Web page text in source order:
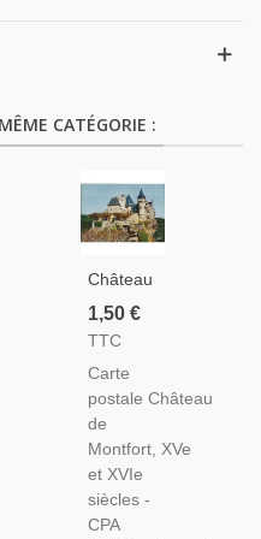
CATÉGORIE :
Château
De
Montfort
Postale
Département
24
Dordogne
1,50 €
TTC
Carte
postale Château
de
Montfort, XVe
et XVIe
siècles -
CPA